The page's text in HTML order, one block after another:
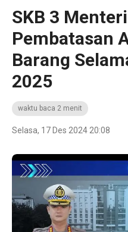
SKB 3
Pembatasan
Barang
2025
waktu baca 2 menit
Selasa, 17 Des 2024 20:08